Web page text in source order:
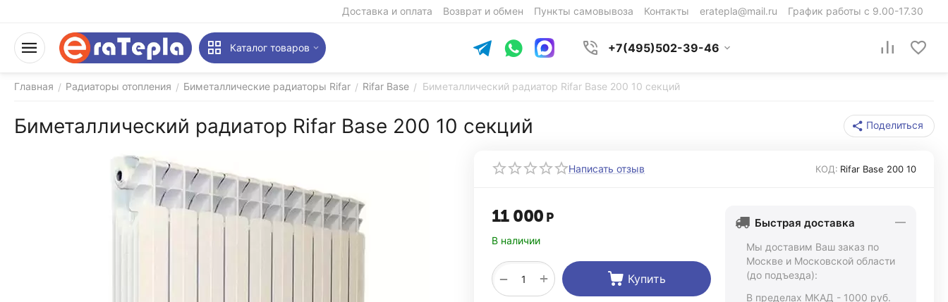
Доставка и оплата Возврат и обмен Пункты самовывоза Контакты eratepla@mail.ru График работы с 9.00-17.30
Каталог товаров +7(495)502-39-46
Главная / Радиаторы отопления / Биметаллические радиаторы Rifar / Rifar Base / Биметаллический радиатор Rifar Base 200 10 секций
Биметаллический радиатор Rifar Base 200 10 секций Поделиться
Написать отзыв КОД: Rifar Base 200 10
11 000 Р
В наличии
+
− Купить
Быстрая доставка
Мы доставим Ваш заказ по
Москве и Московской области
(до подъезда):
В пределах МКАД - 1000 руб.